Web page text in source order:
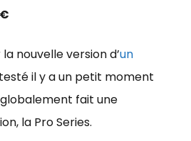
nouvelle version d’un
il y a un petit moment
fait une
la Pro Series.